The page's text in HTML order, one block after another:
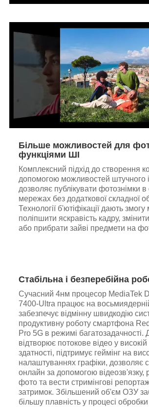
Більше можливостей для
функціями ШІ
Комплексний підхід до створення
допомогою можливостей штучного
дозволяє публікувати фотознімки в
мережах без додаткової складної
Технології б'ютіфікації дають змогу
поліпшити яскравість кадру,
або прибрати зайві предмети на
Стабільна і безперебійна
Сучасний 4нм процесор MediaTek
7400-Ultra працює на восьмиядерній
забезпечує відмінну швидкодію
продуктивну роботу смартфона
Pro 5G в режимі багатозадачності.
відтворює потокове відео у високій
здатності, підтримує геймінг на
налаштуваннях графіки, дозволяє
онлайн за допомогою відеозв'язку,
фото та вести стримінгові
затримок. Збільшений об'єм ОЗУ
більшу плавність у процесі